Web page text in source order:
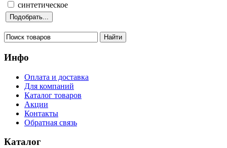
синтетическое
Инфо
Оплата и доставка
Для компаний
Каталог товаров
Акции
Контакты
Обратная связь
Каталог